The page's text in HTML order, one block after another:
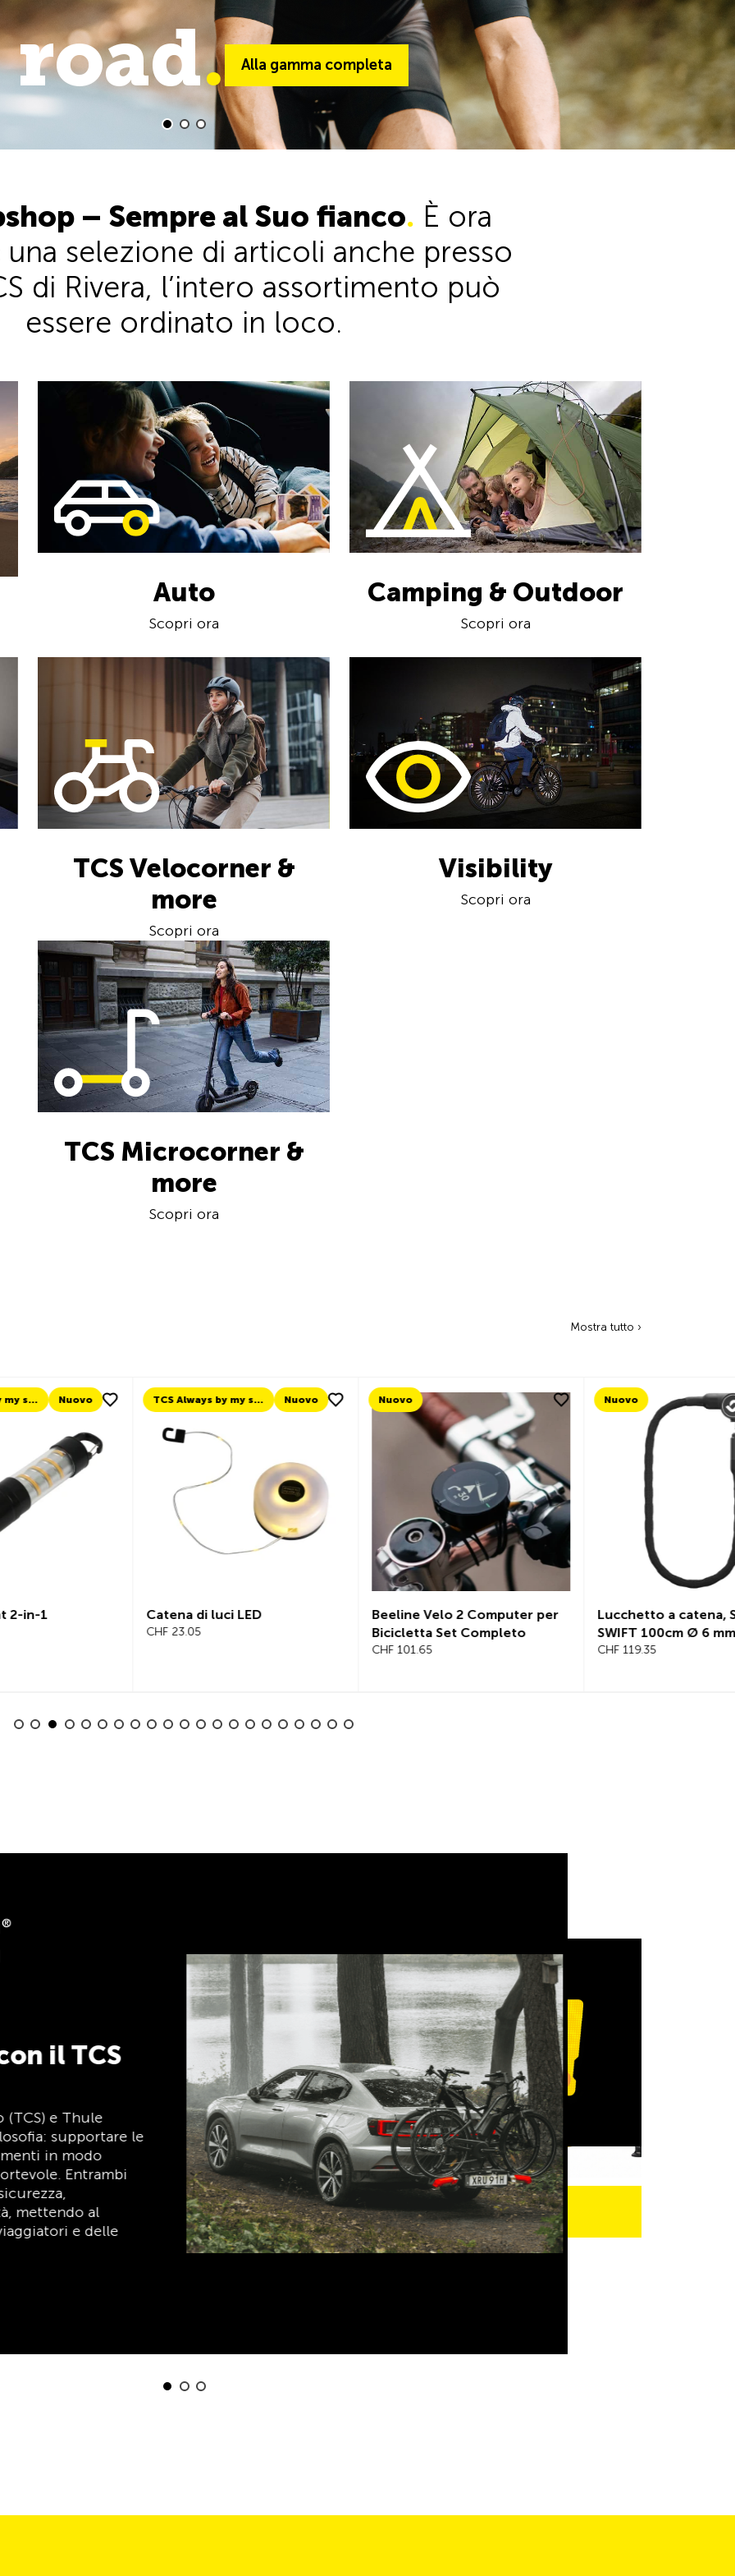
. Alla gamma completa
trail. Alla gamma completa Alla gamma completa
– Sempre al Suo fianco. È ora
selezione di articoli anche presso
di Rivera, l’intero assortimento può
essere ordinato in loco.
Auto
Scopri ora
Camping & Outdoor
Scopri ora
TCS Velocorner &
more
Scopri ora
Visibility
Scopri ora
TCS Microcorner &
more
Scopri ora
Mostra tutto ›
TCS Always by my side Nuovo
di luci LED
Nuovo
Beeline Velo 2 Computer per
Bicicletta Set Completo
Nuovo
Lucchetto a catena, SEREA
SWIFT 100cm Ø 6 mm
CHF 119.35
Nuovo
Lucchetto a
BOLD 125cm,
CHF 145.25
clubshop.ch con
gratuita per i
i soci TCS.
TCS sempre al mio
fianco
Il TCS è l’esperto in materia di mobilità,
campeggio, viaggi e sicurezza. Anche i
prodotti TCS riflettono il motto «TCS
sempre al mio fianco» e rappresentano un
aiuto affidabile e pratico durante ogni
spostamento. Tali prodotti sono facilmente
riconoscibili nel negozio grazie all’etichetta
«Always by my side».
Scopri ora